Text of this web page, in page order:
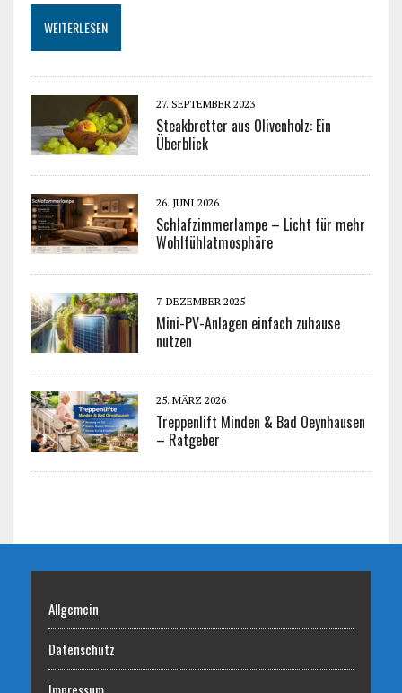
WEITERLESEN
27. SEPTEMBER 2023
Steakbretter aus Olivenholz: Ein
Überblick
26. JUNI 2026
Schlafzimmerlampe – Licht für mehr
Wohlfühlatmosphäre
7. DEZEMBER 2025
Mini-PV-Anlagen einfach zuhause
nutzen
25. MÄRZ 2026
Treppenlift Minden & Bad Oeynhausen
– Ratgeber
Allgemein
Datenschutz